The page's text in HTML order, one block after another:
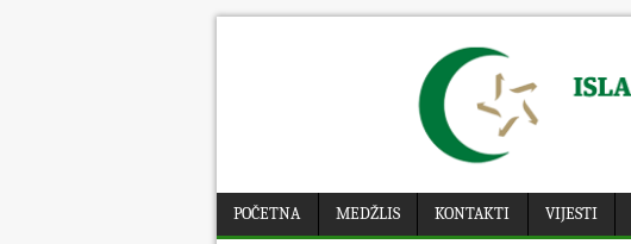
POČETNA MEDŽLIS KONTAKTI VIJESTI